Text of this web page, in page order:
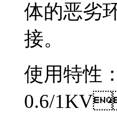
体的恶劣
接。
使用特性
0.6/